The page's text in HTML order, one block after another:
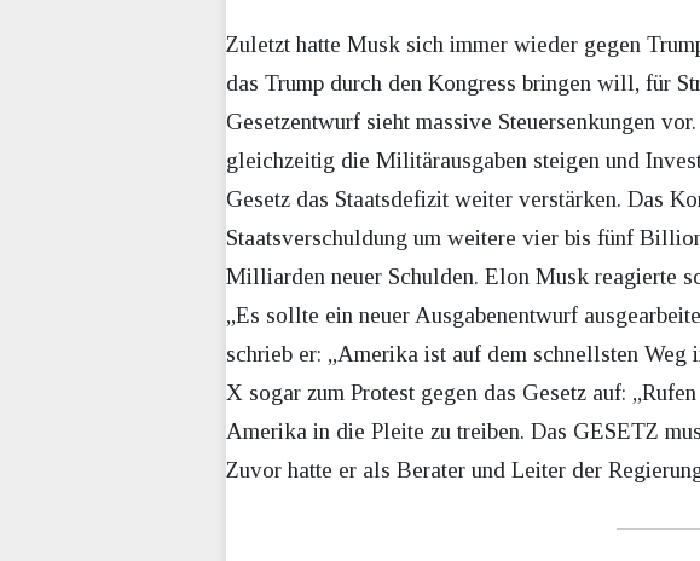
Zuletzt hatte Musk sich immer wieder gegen
das Trump durch den Kongress bringen will, für
Gesetzentwurf sieht massive Steuersenkungen
gleichzeitig die Militärausgaben steigen und
Gesetz das Staatsdefizit weiter verstärken. Das
Staatsverschuldung um weitere vier bis fünf
Milliarden neuer Schulden. Elon Musk reagierte
„Es sollte ein neuer Ausgabenentwurf
schrieb er: „Amerika ist auf dem schnellsten
X sogar zum Protest gegen das Gesetz auf:
Amerika in die Pleite zu treiben. Das GESETZ
Zuvor hatte er als Berater und Leiter der